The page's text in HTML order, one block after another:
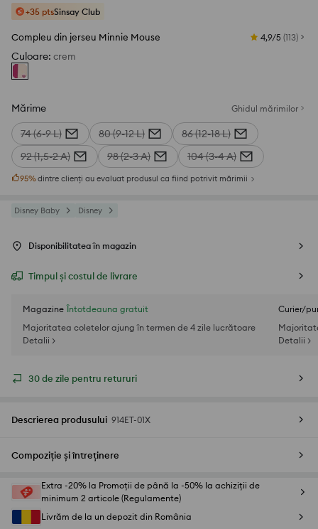
+35 ptsSinsay Club
Compleu din jerseu Minnie Mouse 4,9/5 (113)
Culoare: crem
Mărime Ghidul mărimilor
74 (6-9 L) 80 (9-12 L)
86 (12-18 L)
92 (1,5-2 A)
98 (2-3 A) 104 (3-4 A)
95%dintre clienți au evaluat produsul ca fiind potrivit mărimii
Disney Baby Disney
Disponibilitatea în magazin
Timpul și costul de livrare
Magazine Întotdeauna gratuit
Majoritatea coletelor ajung în termen de 4 zile lucrătoare
Detalii >
Curier/
Detalii >
30 de zile pentru retururi
Descrierea produsului 914ET-01X
Compoziție și întreținere
Extra -20% la Promoții de până la -50% la achiziții de
minimum 2 articole (Regulamente)
Livrăm de la un depozit din România